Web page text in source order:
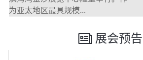
为亚太地区最具规模...
展会预告